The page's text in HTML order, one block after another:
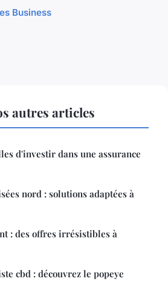
Business
autres articles
d'investir dans une assurance
nord : solutions adaptées à
: des offres irrésistibles à
cbd : découvrez le popeye